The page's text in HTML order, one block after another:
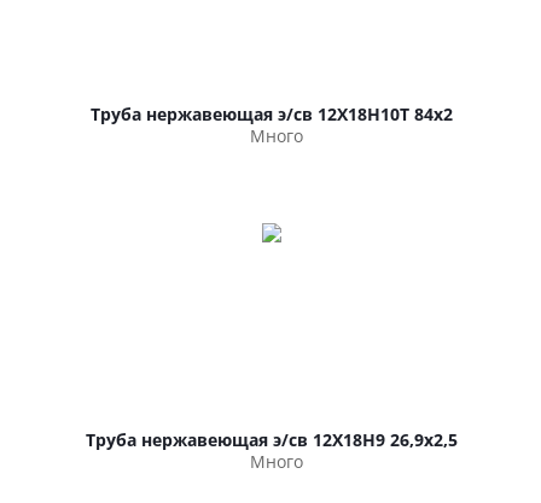
Труба нержавеющая э/св 12Х18Н10Т 84х2
Много
Труба нержавеющая э/св 12Х18Н9 26,9х2,5
Много